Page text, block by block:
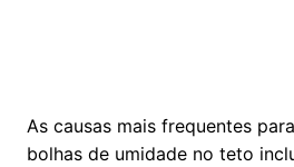
As causas mais frequentes
bolhas de umidade no teto